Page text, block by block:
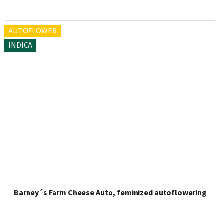
AUTOFLOWER
INDICA
Barney´s Farm Cheese Auto, feminized autoflowering